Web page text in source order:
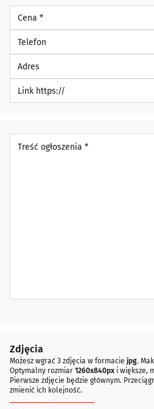
Zdjęcia
Możesz wgrać 3 zdjęcia w formacie jpg.
Optymalny rozmiar 1260x840px i większe,
Pierwsze zdjęcie będzie głównym.
zmienić ich kolejność.